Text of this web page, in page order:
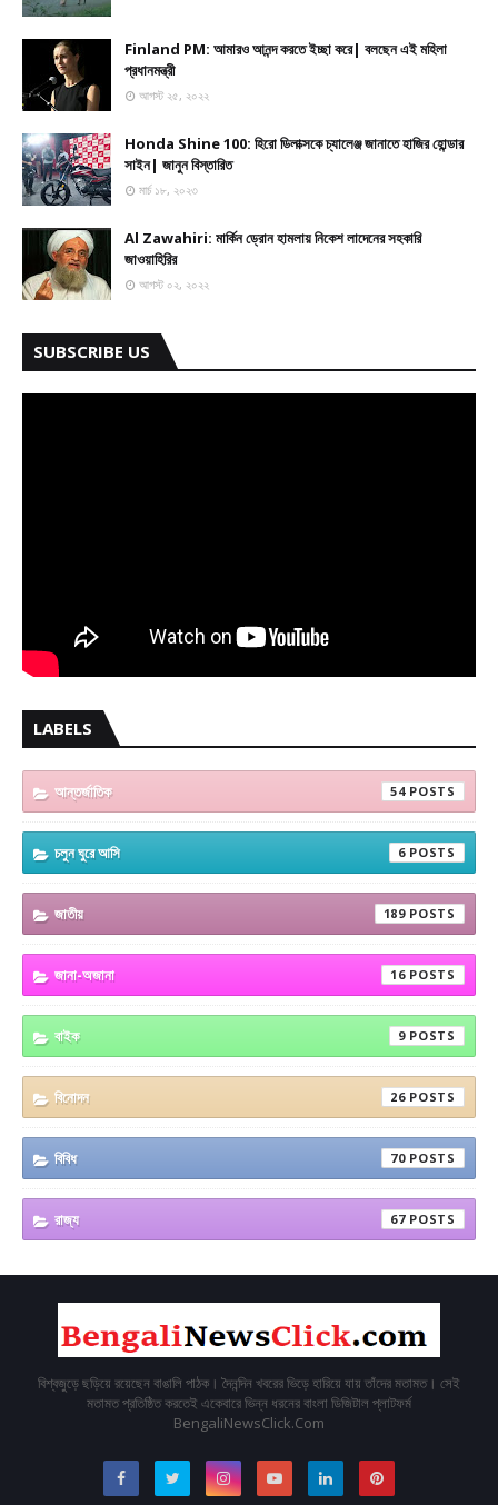
Finland PM: আমারও আনন্দ করতে ইচ্ছা করে| বলছেন এই মহিলা
প্রধানমন্ত্রী
আগস্ট ২৫, ২০২২
Honda Shine 100: হিরো ডিলাক্সকে চ্যালেঞ্জ জানাতে হাজির হোন্ডার
সাইন| জানুন বিস্তারিত
মার্চ ১৮, ২০২৩
Al Zawahiri: মার্কিন ড্রোন হামলায় নিকেশ লাদেনের সহকারি
জাওয়াহিরির
আগস্ট ০২, ২০২২
SUBSCRIBE US
LABELS
আন্তর্জাতিক 54
চলুন ঘুরে আসি 6
জাতীয় 189
জানা-অজানা 16
বাইক 9
বিনোদন 26
বিবিধ 70
রাজ্য 67
বিশ্বজুড়ে ছড়িয়ে রয়েছেন বাঙালি পাঠক। দৈনন্দিন খবরের ভিড়ে হারিয়ে যায় তাঁদের মতামত। সেই
মতামত প্রতিষ্ঠিত করতেই একেবারে ভিন্ন ধরনের বাংলা ডিজিটাল প্লাটফর্ম
BengaliNewsClick.Com